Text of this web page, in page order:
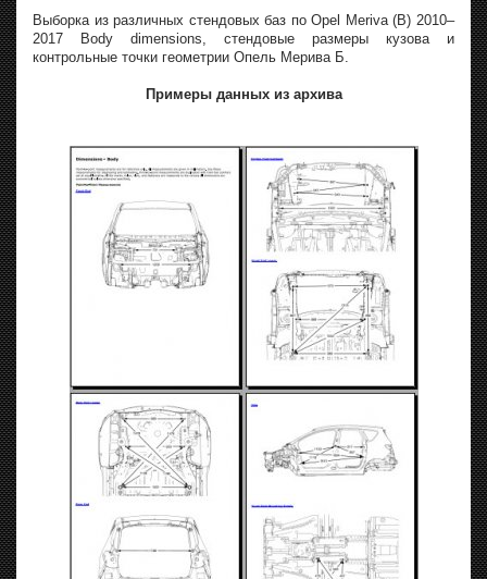
Выборка из различных стендовых баз по Opel Meriva (B) 2010–
2017 Body dimensions, стендовые размеры кузова и
контрольные точки геометрии Опель Мерива Б.
Примеры данных из архива